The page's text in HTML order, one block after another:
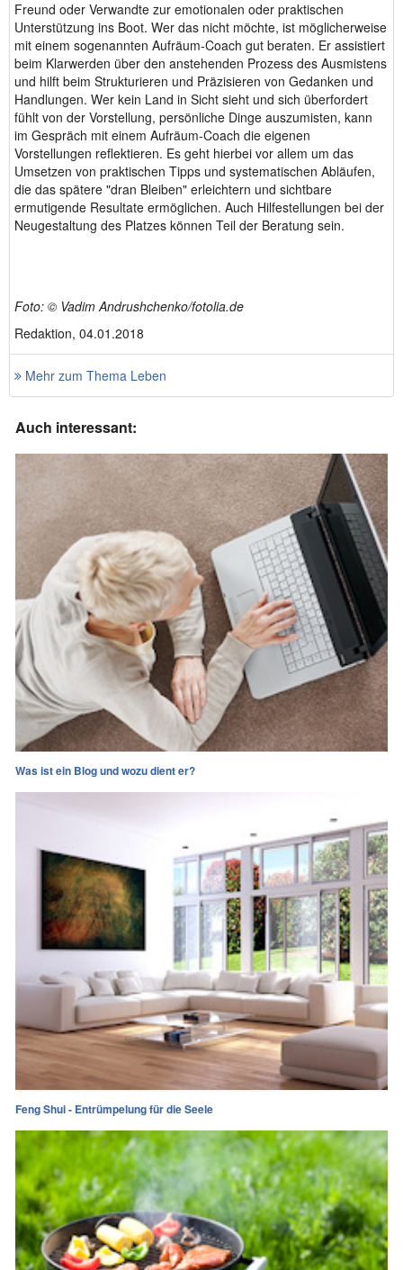
Freund oder Verwandte zur emotionalen oder praktischen
Unterstützung ins Boot. Wer das nicht möchte, ist möglicherweise
mit einem sogenannten Aufräum-Coach gut beraten. Er assistiert
beim Klarwerden über den anstehenden Prozess des Ausmistens
und hilft beim Strukturieren und Präzisieren von Gedanken und
Handlungen. Wer kein Land in Sicht sieht und sich überfordert
fühlt von der Vorstellung, persönliche Dinge auszumisten, kann
im Gespräch mit einem Aufräum-Coach die eigenen
Vorstellungen reflektieren. Es geht hierbei vor allem um das
Umsetzen von praktischen Tipps und systematischen Abläufen,
die das spätere "dran Bleiben" erleichtern und sichtbare
ermutigende Resultate ermöglichen. Auch Hilfestellungen bei der
Neugestaltung des Platzes können Teil der Beratung sein.
Foto: © Vadim Andrushchenko/fotolia.de
Redaktion, 04.01.2018
Mehr zum Thema Leben
Auch interessant:
Was ist ein Blog und wozu dient er?
Feng Shui - Entrümpelung für die Seele